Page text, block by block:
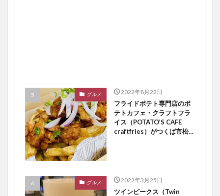
グルメ 2022年8月22日
フライドポテト専門店のポ
テトカフェ・クラフトフラ
イス（POTATO’S CAFE
craftfries）がつくば市松代
グルメ 2022年3月25日
ツインピークス（Twin